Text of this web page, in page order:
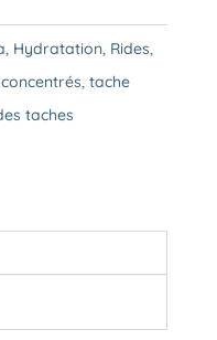
Hydratation, Rides
tache
taches